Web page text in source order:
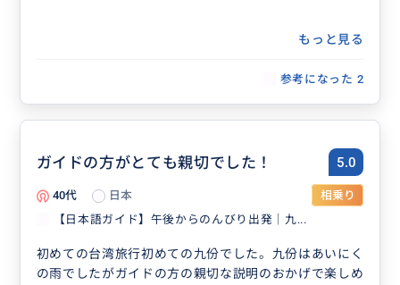
もっと見る
参考になった 2
ガイドの方がとても親切でした！ 5.0
40代 日本
相乗り
【日本語ガイド】午後からのんびり出発｜九...
初めての台湾旅行初めての九份でした。九份はあいにく
の雨でしたがガイドの方の親切な説明のおかげで楽しめ